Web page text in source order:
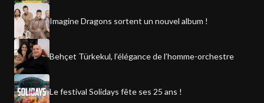
Imagine Dragons sortent un nouvel album !
Behçet Türkekul, l’élégance de l’homme-orchestre
Le festival Solidays fête ses 25 ans !